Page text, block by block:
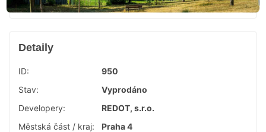
Detaily
ID:
950
Stav:
Vyprodáno
Developery:
REDOT, s.r.o.
Městská část / kraj:
Praha 4